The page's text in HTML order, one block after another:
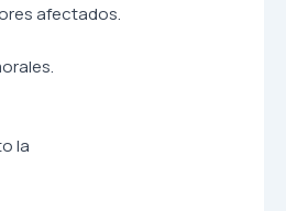
afectados.
la